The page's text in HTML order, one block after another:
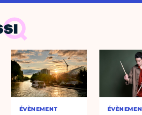
ÉVÈNEMENT